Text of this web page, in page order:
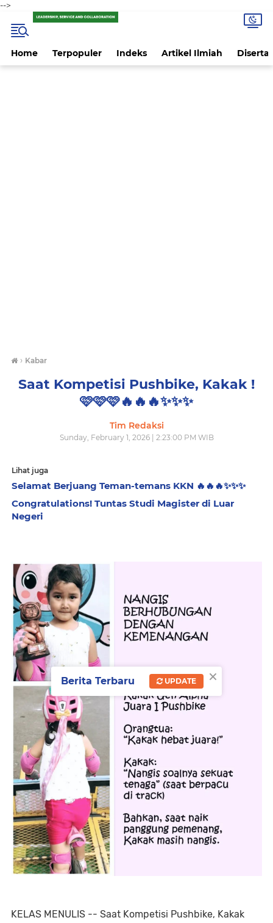
-->
Home Terpopuler Indeks Artikel Ilmiah
› Kabar
Saat Kompetisi Pushbike, Kakak !
🩷🩷🩷🔥🔥🔥✨️✨️✨️
Tim Redaksi
Sunday, February 1, 2026 | 2:23:00 PM WIB
Lihat juga
Selamat Berjuang Teman-temans KKN 🔥🔥🔥✨️✨️✨️
Congratulations! Tuntas Studi Magister di Luar
Negeri
KELAS MENULIS -- Saat Kompetisi Pushbike, Kakak
×
Berita Terbaru UPDATE